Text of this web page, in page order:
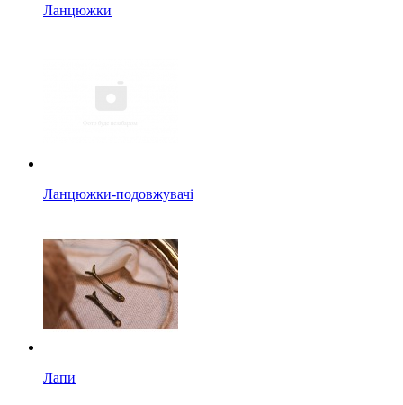
Ланцюжки
Ланцюжки-подовжувачі
Лапи